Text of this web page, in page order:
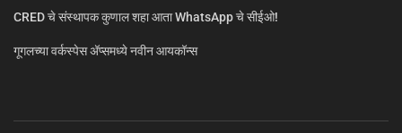
CRED चे संस्थापक कुणाल शहा आता WhatsApp चे सीईओ!
गूगलच्या वर्कस्पेस अ‍ॅप्समध्ये नवीन आयकॉन्स